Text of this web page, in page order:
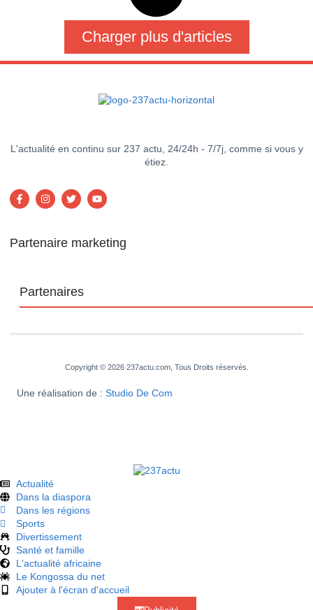
Charger plus d'articles
L'actualité en continu sur 237 actu, 24/24h - 7/7j, comme si vous y
étiez.
Partenaire marketing
Partenaires
Copyright © 2026 237actu.com, Tous Droits réservés.
Une réalisation de : Studio De Com
Actualité
Dans la diaspora
Dans les régions
Sports
Divertissement
Santé et famille
L'actualité africaine
Le Kongossa du net
Ajouter à l'écran d'accueil